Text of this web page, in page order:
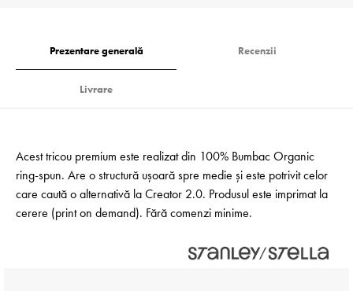
Prezentare generală Recenzii
Livrare
Acest tricou premium este realizat din 100% Bumbac Organic
ring-spun. Are o structură ușoară spre medie și este potrivit celor
care caută o alternativă la Creator 2.0. Produsul este imprimat la
cerere (print on demand). Fără comenzi minime.